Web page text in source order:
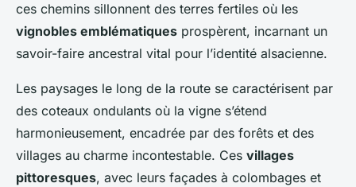
ces chemins sillonnent des terres fertiles où les
vignobles emblématiques prospèrent, incarnant un
savoir-faire ancestral vital pour l’identité alsacienne.
Les paysages le long de la route se caractérisent par
des coteaux ondulants où la vigne s’étend
harmonieusement, encadrée par des forêts et des
villages au charme incontestable. Ces villages
pittoresques, avec leurs façades à colombages et